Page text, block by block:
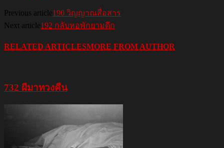
Previous article190 วิญญาณสื่อสาร
Next article192 กลับหอพักยามดึก
RELATED ARTICLESMORE FROM AUTHOR
732 ผีมาทวงคืน